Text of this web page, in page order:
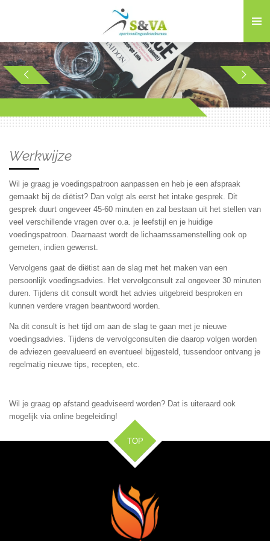
de
hoofdinhoud
Werkwijze
Wil je graag je voedingspatroon aanpassen en heb je een afspraak
gemaakt bij de diëtist? Dan volgt als eerst het intake gesprek. Dit
gesprek duurt ongeveer 45-60 minuten en zal bestaan uit het stellen van
veel verschillende vragen over o.a. je leefstijl en je huidige
voedingspatroon. Daarnaast wordt de lichaamssamenstelling ook op
gemeten, indien gewenst.
Vervolgens gaat de diëtist aan de slag met het maken van een
persoonlijk voedingsadvies. Het vervolgconsult zal ongeveer 30 minuten
duren. Tijdens dit consult wordt het advies uitgebreid besproken en
kunnen verdere vragen beantwoord worden.
Na dit consult is het tijd om aan de slag te gaan met je nieuwe
voedingsadvies. Tijdens de vervolgconsulten die daarop volgen worden
de adviezen geevalueerd en eventueel bijgesteld, tussendoor ontvang je
regelmatig nieuwe tips, recepten, etc.
Wil je graag op afstand geadviseerd worden? Dat is uiteraard ook
mogelijk via online begeleiding!
TOP